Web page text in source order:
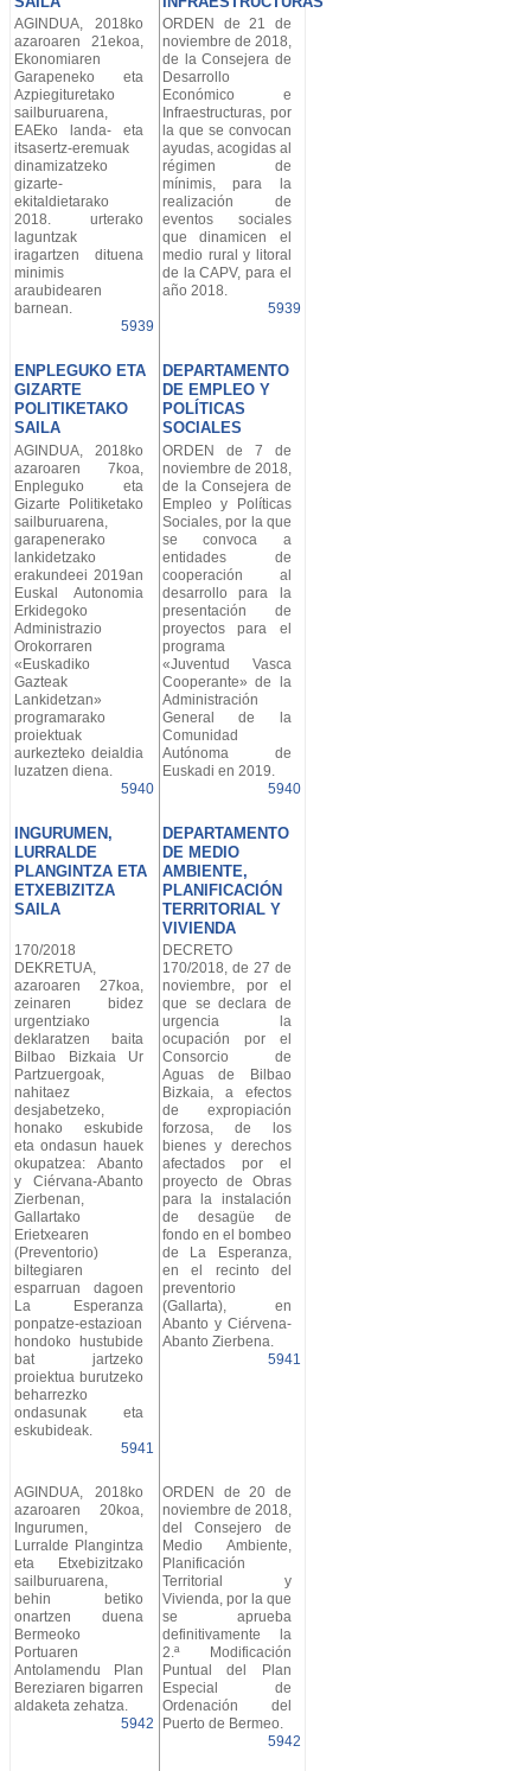
AGINDUA, 2018ko
azaroaren 21ekoa,
Ekonomiaren
Garapeneko eta
Azpiegituretako
sailburuarena,
EAEko landa- eta
itsasertz-eremuak
dinamizatzeko
gizarte-
ekitaldietarako
2018. urterako
laguntzak
iragartzen dituena
minimis
araubidearen
barnean.
5939
ORDEN de 21 de
noviembre de 2018,
de la Consejera de
Desarrollo
Económico e
Infraestructuras, por
la que se convocan
ayudas, acogidas al
régimen de
mínimis, para la
realización de
eventos sociales
que dinamicen el
medio rural y litoral
de la CAPV, para el
año 2018.
5939
ENPLEGUKO ETA
GIZARTE
POLITIKETAKO
SAILA
DEPARTAMENTO
DE EMPLEO Y
POLÍTICAS
SOCIALES
AGINDUA, 2018ko
azaroaren 7koa,
Enpleguko eta
Gizarte Politiketako
sailburuarena,
garapenerako
lankidetzako
erakundeei 2019an
Euskal Autonomia
Erkidegoko
Administrazio
Orokorraren
«Euskadiko
Gazteak
Lankidetzan»
programarako
proiektuak
aurkezteko deialdia
luzatzen diena.
5940
ORDEN de 7 de
noviembre de 2018,
de la Consejera de
Empleo y Políticas
Sociales, por la que
se convoca a
entidades de
cooperación al
desarrollo para la
presentación de
proyectos para el
programa
«Juventud Vasca
Cooperante» de la
Administración
General de la
Comunidad
Autónoma de
Euskadi en 2019.
5940
INGURUMEN,
LURRALDE
PLANGINTZA ETA
ETXEBIZITZA
SAILA
DEPARTAMENTO
DE MEDIO
AMBIENTE,
PLANIFICACIÓN
TERRITORIAL Y
VIVIENDA
170/2018
DEKRETUA,
azaroaren 27koa,
zeinaren bidez
urgentziako
deklaratzen baita
Bilbao Bizkaia Ur
Partzuergoak,
nahitaez
desjabetzeko,
honako eskubide
eta ondasun hauek
okupatzea: Abanto
y Ciérvana-Abanto
Zierbenan,
Gallartako
Erietxearen
(Preventorio)
biltegiaren
esparruan dagoen
La Esperanza
ponpatze-estazioan
hondoko hustubide
bat jartzeko
proiektua burutzeko
beharrezko
ondasunak eta
eskubideak.
5941
DECRETO
170/2018, de 27 de
noviembre, por el
que se declara de
urgencia la
ocupación por el
Consorcio de
Aguas de Bilbao
Bizkaia, a efectos
de expropiación
forzosa, de los
bienes y derechos
afectados por el
proyecto de Obras
para la instalación
de desagüe de
fondo en el bombeo
de La Esperanza,
en el recinto del
preventorio
(Gallarta), en
Abanto y Ciérvena-
Abanto Zierbena.
5941
AGINDUA, 2018ko
azaroaren 20koa,
Ingurumen,
Lurralde Plangintza
eta Etxebizitzako
sailburuarena,
behin betiko
onartzen duena
Bermeoko
Portuaren
Antolamendu Plan
Bereziaren bigarren
aldaketa zehatza.
5942
ORDEN de 20 de
noviembre de 2018,
del Consejero de
Medio Ambiente,
Planificación
Territorial y
Vivienda, por la que
se aprueba
definitivamente la
2.ª Modificación
Puntual del Plan
Especial de
Ordenación del
Puerto de Bermeo.
5942